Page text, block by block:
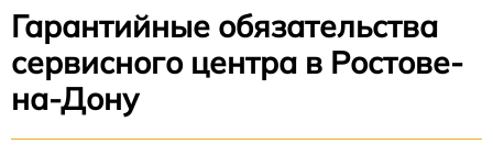
Гарантийные обязательства
сервисного центра в Ростове-
на-Дону